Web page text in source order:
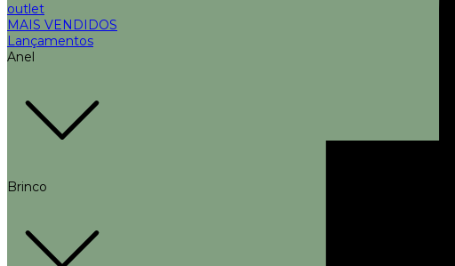
outlet
MAIS VENDIDOS
Lançamentos
Anel
Brinco